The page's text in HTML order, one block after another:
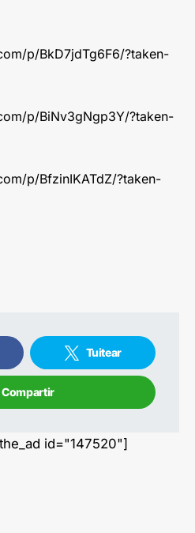
p/BkD7jdTg6F6/?taken-
p/BiNv3gNgp3Y/?taken-
p/BfzinIKATdZ/?taken-
Tuitear
Compartir
id="147520"]